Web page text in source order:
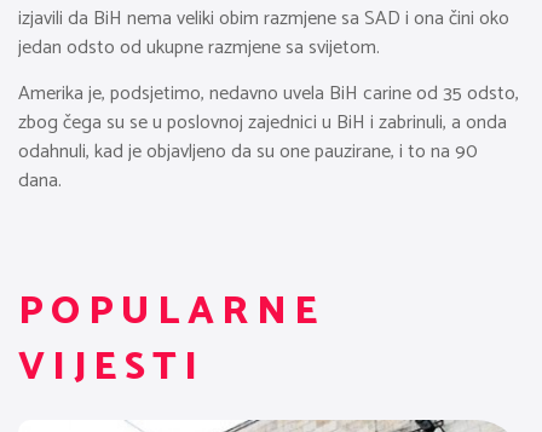
izjavili da BiH nema veliki obim razmjene sa SAD i ona čini oko
jedan odsto od ukupne razmjene sa svijetom.
Amerika je, podsjetimo, nedavno uvela BiH carine od 35 odsto,
zbog čega su se u poslovnoj zajednici u BiH i zabrinuli, a onda
odahnuli, kad je objavljeno da su one pauzirane, i to na 90
dana.
POPULARNE
VIJESTI